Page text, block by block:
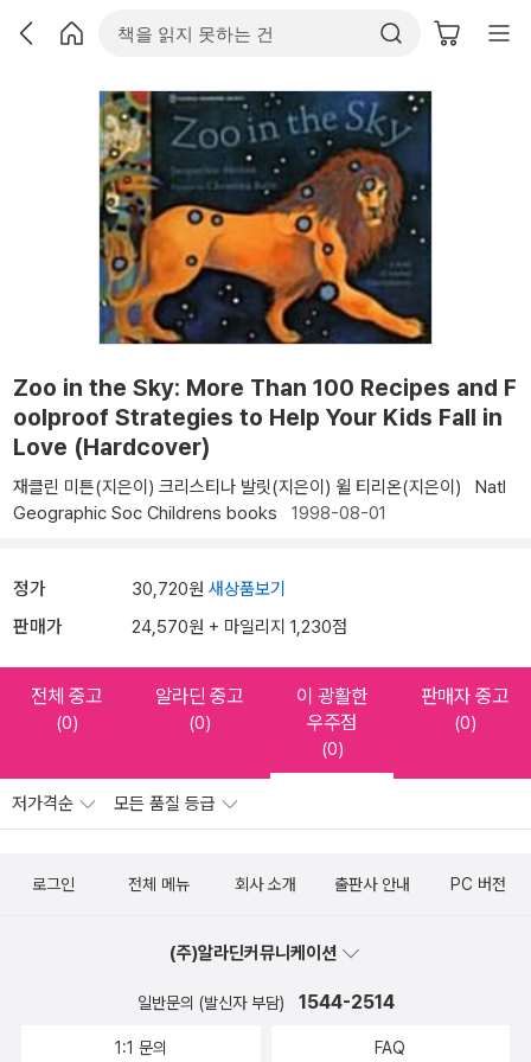
Zoo in the Sky: More Than 100 Recipes and F
oolproof Strategies to Help Your Kids Fall in
Love (Hardcover)
재클린 미튼(지은이) 크리스티나 발릿(지은이) 윌 티리온(지은이)
Natl
Geographic Soc Childrens books 1998-08-01
정가 30,720원 새상품보기
판매가 24,570원 + 마일리지 1,230점
전체 중고
(0)
알라딘 중고
(0)
이 광활한
우주점
(0)
판매자 중고
(0)
저가격순 모든 품질 등급
로그인 전체 메뉴 회사 소개 출판사 안내 PC 버전
(주)알라딘커뮤니케이션
일반문의 (발신자 부담) 1544-2514
1:1 문의 FAQ